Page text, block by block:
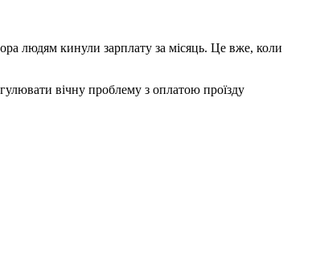
людям кинули зарплату за місяць. Це вже, коли
вічну проблему з оплатою проїзду